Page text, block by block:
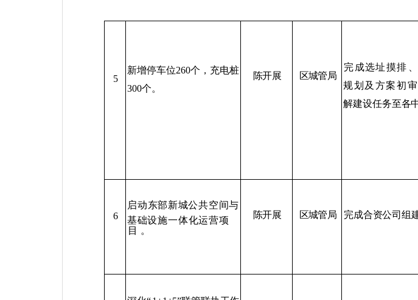
5
新增停车位260个，充电桩
300个。
陈开展 区城管局
完成选址摸排
规划及方案初审
解建设任务至各
6
启动东部新城公共空间与
基础设施一体化运营项
目
。
陈开展 区城管局 完成合资公司组